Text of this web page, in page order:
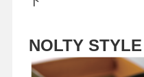
NOLTY STYLE